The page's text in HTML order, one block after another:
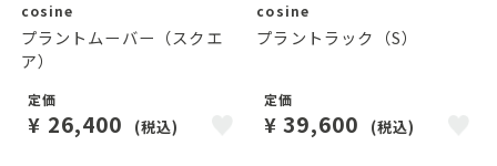
cosine
プラントムーバー（スクエ
ア）
定価
¥ 26,400 (税込)
cosine
プラントラック（S）
定価
¥39,600 (税込)